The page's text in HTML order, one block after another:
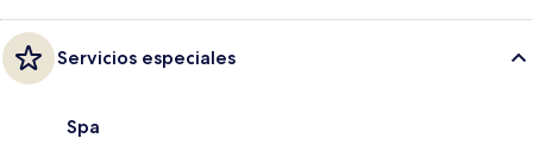
Servicios especiales
Spa